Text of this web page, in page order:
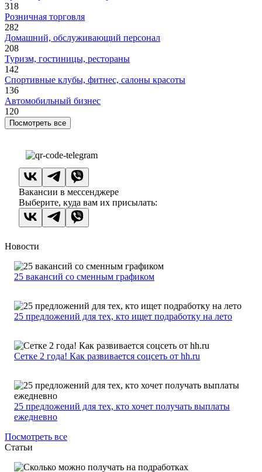
318
Розничная торговля
282
Домашний, обслуживающий персонал
208
Туризм, гостиницы, рестораны
142
Спортивные клубы, фитнес, салоны красоты
136
Автомобильный бизнес
120
Посмотреть все
Вакансии в мессенджере
Выберите, куда вам их присылать:
Новости
25 вакансий со сменным графиком
25 предложений для тех, кто ищет подработку на лето
Сетке 2 года! Как развивается соцсеть от hh.ru
25 предложений для тех, кто хочет получать выплаты
ежедневно
Посмотреть все
Статьи